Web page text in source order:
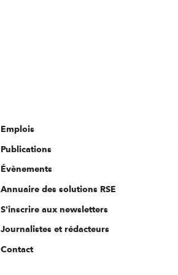
Emplois
Publications
Évènements
Annuaire des solutions RSE
S'inscrire aux newsletters
Journalistes et rédacteurs
Contact